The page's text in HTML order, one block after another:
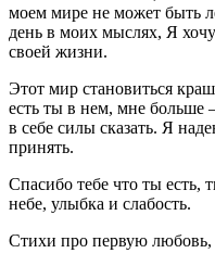
моем мире не может быть
день в моих мыслях, Я
своей жизни.
Этот мир становиться
есть ты в нем, мне
в себе силы сказать. Я
принять.
Спасибо тебе что ты есть,
небе, улыбка и слабость.
Стихи про первую